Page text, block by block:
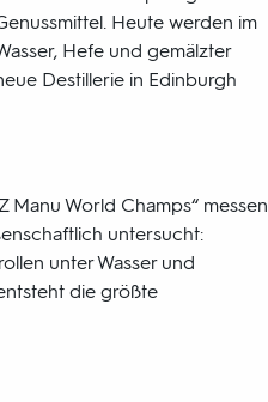
Heute werden im
Hefe und gemälzter
Destillerie in Edinburgh
World Champs“ messen
untersucht:
unter Wasser und
die größte